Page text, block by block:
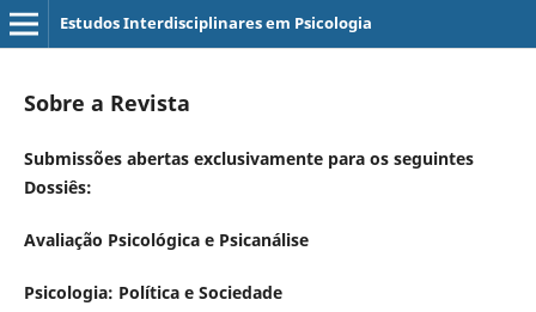
Estudos Interdisciplinares em Psicologia
Sobre a Revista
Submissões abertas exclusivamente para os seguintes
Dossiês:
Avaliação Psicológica e Psicanálise
Psicologia: Política e Sociedade